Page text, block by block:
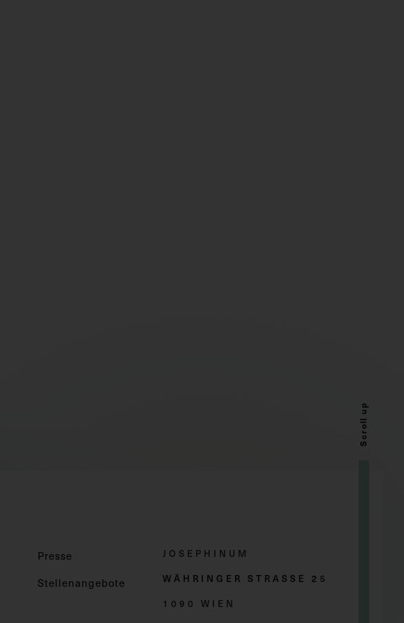
Scroll up
Presse
Stellenangebote
JOSEPHINUM
WÄHRINGER STRASSE 2 5
1090 WIEN